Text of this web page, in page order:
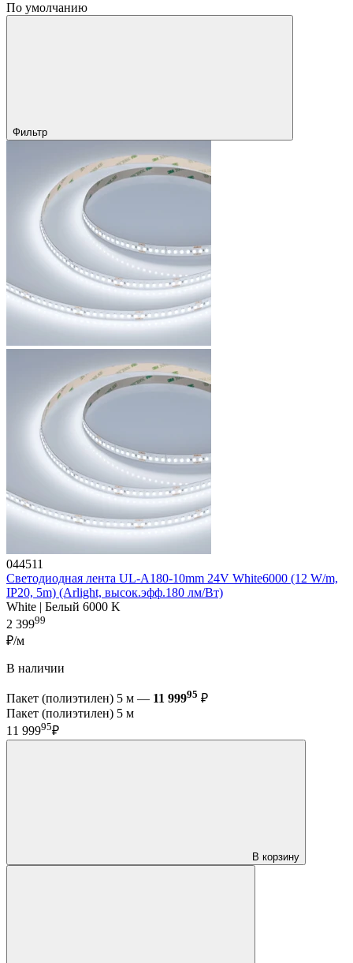
По умолчанию
Фильтр
044511
Светодиодная лента UL-A180-10mm 24V White6000 (12 W/m,
IP20, 5m) (Arlight, высок.эфф.180 лм/Вт)
White | Белый 6000 K
2 39999
₽/м
В наличии
Пакет (полиэтилен) 5 м — 11 99995 ₽
Пакет (полиэтилен) 5 м
11 99995₽
В корзину